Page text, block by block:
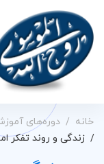
خانه دوره‌های
زندگی و روند تفکر